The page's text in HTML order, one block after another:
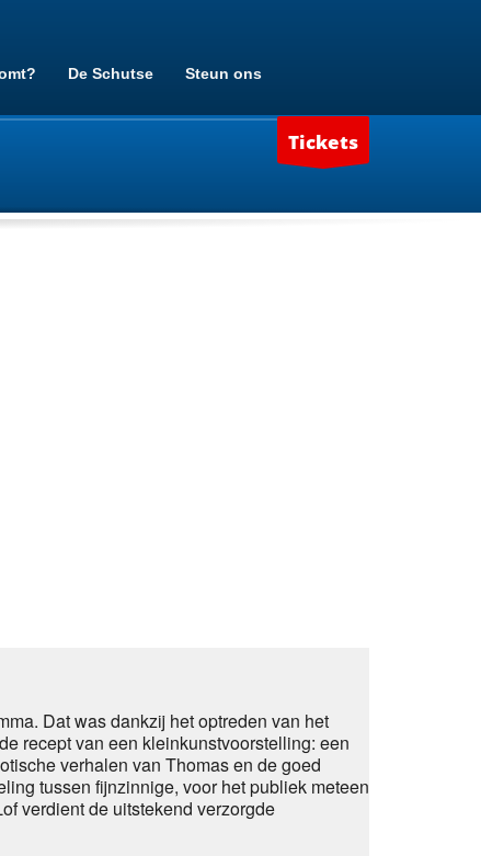
De Schutse
Steun ons
Tickets
Dat was dankzij het optreden van het
recept van een kleinkunstvoorstelling: een
verhalen van Thomas en de goed
tussen fijnzinnige, voor het publiek meteen
verdient de uitstekend verzorgde